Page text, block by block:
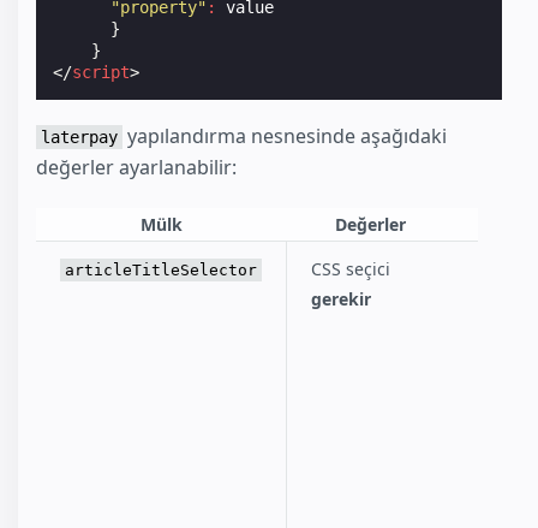
"property" :
value
}
}
</script>
laterpay yapılandırma nesnesinde aşağıdaki
değerler ayarlanabilir:
Mülk Değerler
articleTitleSelector
CSS seçici
gerekir